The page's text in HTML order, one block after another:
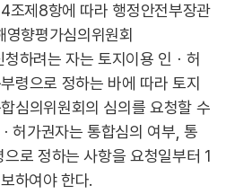
4조제8항에 따라 행정안전부장관
향평가심의위원회
하려는 자는 토지이용 인ㆍ허
령으로 정하는 바에 따라 토지
심의위원회의 심의를 요청할 수
허가권자는 통합심의 여부, 통
로 정하는 사항을 요청일부터 1
하여야 한다.